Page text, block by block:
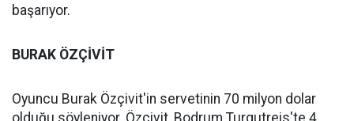
başarıyor.
BURAK ÖZÇİVİT
Oyuncu Burak Özçivit'in servetinin 70 milyon dolar
olduğu söyleniyor. Özçivit, Bodrum Turgutreis'te 4